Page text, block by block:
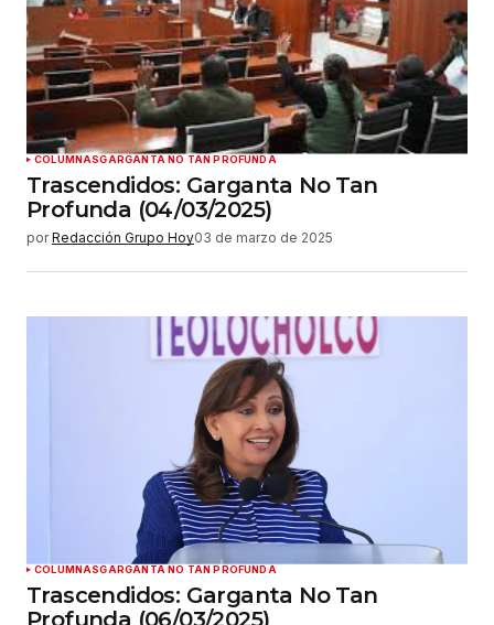
COLUMNASGARGANTA NO TAN PROFUNDA
Trascendidos: Garganta No Tan
Profunda (04/03/2025)
por Redacción Grupo Hoy03 de marzo de 2025
COLUMNASGARGANTA NO TAN PROFUNDA
Trascendidos: Garganta No Tan
Profunda (06/03/2025)